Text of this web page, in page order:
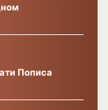
Пописа